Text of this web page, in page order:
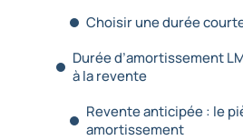
Choisir une durée
Durée d’amortissement
à la revente
Revente anticipée : le
amortissement